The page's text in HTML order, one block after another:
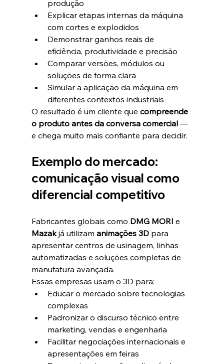
produção
Explicar etapas internas da máquina
com cortes e explodidos
Demonstrar ganhos reais de
eficiência, produtividade e precisão
Comparar versões, módulos ou
soluções de forma clara
Simular a aplicação da máquina em
diferentes contextos industriais
O resultado é um cliente que compreende
o produto antes da conversa comercial —
e chega muito mais confiante para decidir.
Exemplo do mercado:
comunicação visual como
diferencial competitivo
Fabricantes globais como DMG MORI e
Mazak já utilizam animações 3D para
apresentar centros de usinagem, linhas
automatizadas e soluções completas de
manufatura avançada.
Essas empresas usam o 3D para:
Educar o mercado sobre tecnologias
complexas
Padronizar o discurso técnico entre
marketing, vendas e engenharia
Facilitar negociações internacionais e
apresentações em feiras